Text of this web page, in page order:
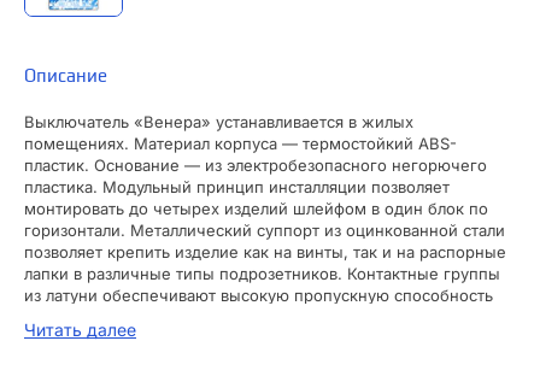
Описание
Выключатель «Венера» устанавливается в жилых
помещениях. Материал корпуса — термостойкий ABS-
пластик. Основание — из электробезопасного негорючего
пластика. Модульный принцип инсталляции позволяет
монтировать до четырех изделий шлейфом в один блок по
горизонтали. Металлический суппорт из оцинкованной стали
позволяет крепить изделие как на винты, так и на распорные
лапки в различные типы подрозетников. Контактные группы
из латуни обеспечивают высокую пропускную способность
Эстетичный внешний вид подходит для создания
Читать далее